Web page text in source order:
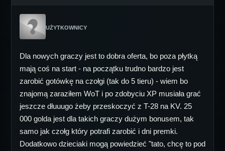
UŻYTKOWNICY
Dla nowych graczy jest to dobra oferta, bo poza płytką
mają coś na start - na początku trudno bardzo jest
zarobić gotówkę na czołgi (tak do 5 tieru) - wiem bo
znajomą zaraziłem WoT i po zdobyciu XP musiała grać
jeszcze dłuuugo żeby przeskoczyć z T-28 na KV. 25
000 golda jest dla takich graczy dużym bonusem, tak
samo jak czołg który potrafi zarobić i dni premki.
Dodatkowo dzieciaki mogą powiedzieć "tato, chcę to pod